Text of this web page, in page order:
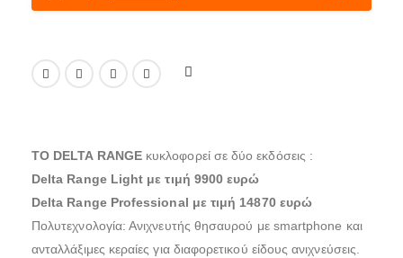
ΤΟ DELTA RANGEκυκλοφορεί σε δύο εκδόσεις :
Delta Range Light με τιμή 9900 ευρώ
Delta Range Professional με τιμή 14870 ευρώ
Πολυτεχνολογία: Ανιχνευτής θησαυρού με smartphone και
ανταλλάξιμες κεραίες για διαφορετικού είδους ανιχνεύσεις.